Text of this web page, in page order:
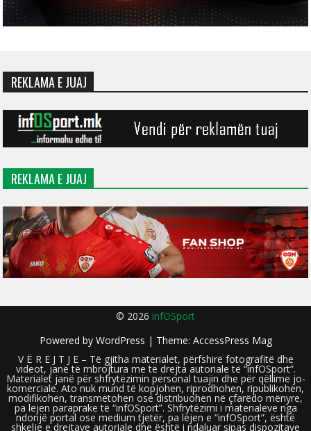
REKLAMA E JUAJ
REKLAMA E JUAJ
© 2026 infOSport
Powered by WordPress | Theme: AccessPress Mag
V Ë R E J T J E – Të gjitha materialet, përfshirë fotografitë dhe
videot, janë të mbrojtura me të drejta autoriale të “infOSport”.
Materialet janë për shfrytëzimin personal tuajin dhe për qëllime jo-
komerciale. Ato nuk mund të kopjohen, riprodhohen, ripublikohen,
modifikohen, transmetohen ose distribuohen në çfarëdo mënyre,
pa lejen paraprake të “infOSport”. Shfrytëzimi i materialeve nga
ndonjë portal ose medium tjetër, pa lejen e “infOSport”, është
shkelje e drejtave autoriale dhe është i ndaluar sipas dispozitave